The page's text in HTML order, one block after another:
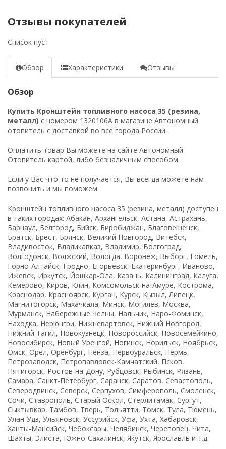
Отзывы покупателей
Список пуст
Обзор Характеристики Отзывы
Обзор
Купить Кронштейн топливного насоса 35 (резина,
металл) с номером 1320106A в магазине Автономный
отопитель с доставкой во все города России.
Оплатить товар Вы можете на сайте Автономный
Отопитель картой, либо безналичным способом.
Если у Вас что то не получается, Вы всегда можете нам
позвонить и мы поможем.
Кронштейн топливного насоса 35 (резина, металл) доступен
в таких городах: Абакан, Архангельск, Астана, Астрахань,
Барнаул, Белгород, Бийск, Биробиджан, Благовещенск,
Братск, Брест, Брянск, Великий Новгород, Витебск,
Владивосток, Владикавказ, Владимир, Волгоград,
Волгодонск, Волжский, Вологда, Воронеж, Выборг, Гомель,
Горно-Алтайск, Гродно, Егорьевск, Екатеринбург, Иваново,
Ижевск, Иркутск, Йошкар-Ола, Казань, Калининград, Калуга,
Кемерово, Киров, Клин, Комсомольск-на-Амуре, Кострома,
Краснодар, Красноярск, Курган, Курск, Кызыл, Липецк,
Магнитогорск, Махачкала, Минск, Могилёв, Москва,
Мурманск, Набережные Челны, Нальчик, Наро-Фоминск,
Находка, Нерюнгри, Нижневартовск, Нижний Новгород,
Нижний Тагил, Новокузнецк, Новороссийск, Новосемейкино,
Новосибирск, Новый Уренгой, Ногинск, Норильск, Ноябрьск,
Омск, Орёл, Оренбург, Пенза, Первоуральск, Пермь,
Петрозаводск, Петропавловск-Камчатский, Псков,
Пятигорск, Ростов-на-Дону, Рубцовск, Рыбинск, Рязань,
Самара, Санкт-Петербург, Саранск, Саратов, Севастополь,
Северодвинск, Северск, Серпухов, Симферополь, Смоленск,
Сочи, Ставрополь, Старый Оскол, Стерлитамак, Сургут,
Сыктывкар, Тамбов, Тверь, Тольятти, Томск, Тула, Тюмень,
Улан-Удэ, Ульяновск, Уссурийск, Уфа, Ухта, Хабаровск,
Ханты-Мансийск, Чебоксары, Челябинск, Череповец, Чита,
Шахты, Элиста, Южно-Сахалинск, Якутск, Ярославль и т.д.